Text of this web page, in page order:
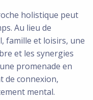
holistique peut
Au lieu de
famille et loisirs, une
et les synergies
promenade en
de connexion,
mental.